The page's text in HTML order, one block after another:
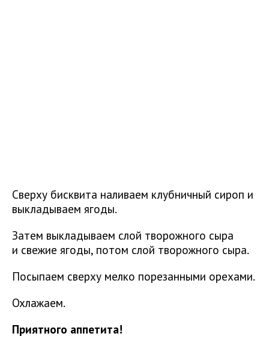
Сверху бисквита наливаем клубничный сироп и
выкладываем ягоды.
Затем выкладываем слой творожного сыра
и свежие ягоды, потом слой творожного сыра.
Посыпаем сверху мелко порезанными орехами.
Охлажаем.
Приятного аппетита!